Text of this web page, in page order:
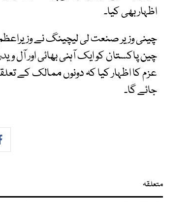
اظہار بھی کیا۔
چینی وزیر صنعت لی لیچینگ نے
چین پاکستان کو ایک آہنی بھائی اور آل
عزم کا اظہار کیا کہ دونوں ممالک کے
جائے گا۔
متعلقہ